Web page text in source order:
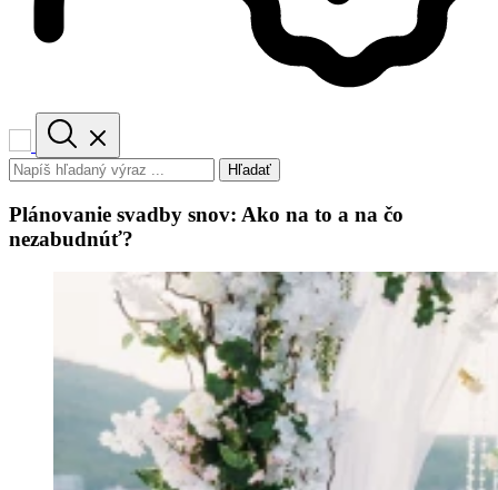
Hľadať
Plánovanie svadby snov: Ako na to a na čo
nezabudnúť?